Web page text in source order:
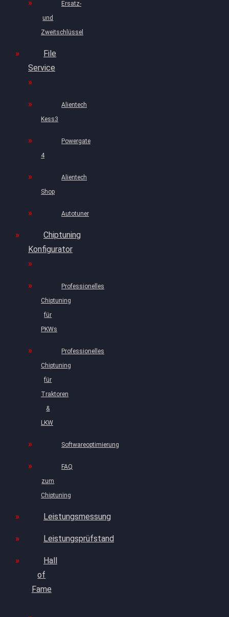
Ersatz-
und
Zweitschlüssel
File
Service
Alientech
Kess3
Powergate
4
Alientech
Shop
Autotuner
Chiptuning
Konfigurator
Professionelles
Chiptuning
für
PKWs
Professionelles
Chiptuning
für
Traktoren
&
LKW
Softwareoptimierung
FAQ
zum
Chiptuning
Leistungsmessung
Leistungsprüfstand
Hall
of
Fame